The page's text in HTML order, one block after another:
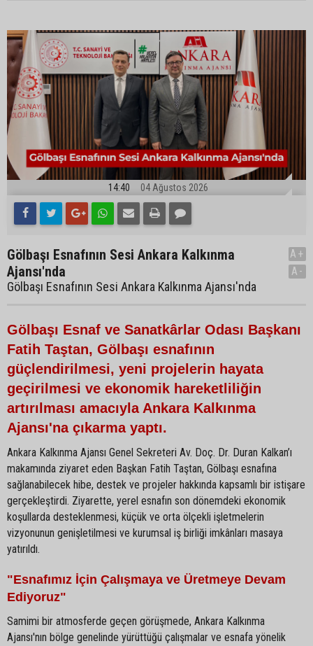
14:40 04 Ağustos 2026
Gölbaşı Esnafının Sesi Ankara Kalkınma
Ajansı'nda
Gölbaşı Esnafının Sesi Ankara Kalkınma Ajansı'nda
A+
A-
Gölbaşı Esnaf ve Sanatkârlar Odası Başkanı
Fatih Taştan, Gölbaşı esnafının
güçlendirilmesi, yeni projelerin hayata
geçirilmesi ve ekonomik hareketliliğin
artırılması amacıyla Ankara Kalkınma
Ajansı'na çıkarma yaptı.
Ankara Kalkınma Ajansı Genel Sekreteri Av. Doç. Dr. Duran Kalkan’ı
makamında ziyaret eden Başkan Fatih Taştan, Gölbaşı esnafına
sağlanabilecek hibe, destek ve projeler hakkında kapsamlı bir istişare
gerçekleştirdi. Ziyarette, yerel esnafın son dönemdeki ekonomik
koşullarda desteklenmesi, küçük ve orta ölçekli işletmelerin
vizyonunun genişletilmesi ve kurumsal iş birliği imkânları masaya
yatırıldı.
"Esnafımız İçin Çalışmaya ve Üretmeye Devam
Ediyoruz"
Samimi bir atmosferde geçen görüşmede, Ankara Kalkınma
Ajansı'nın bölge genelinde yürüttüğü çalışmalar ve esnafa yönelik